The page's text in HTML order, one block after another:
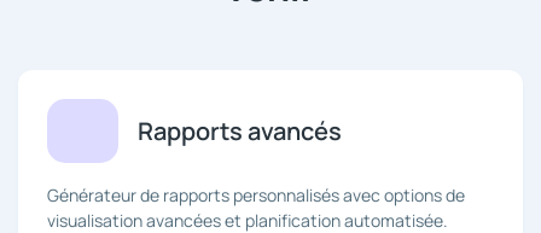
Rapports avancés
Générateur de rapports personnalisés avec options de
visualisation avancées et planification automatisée.